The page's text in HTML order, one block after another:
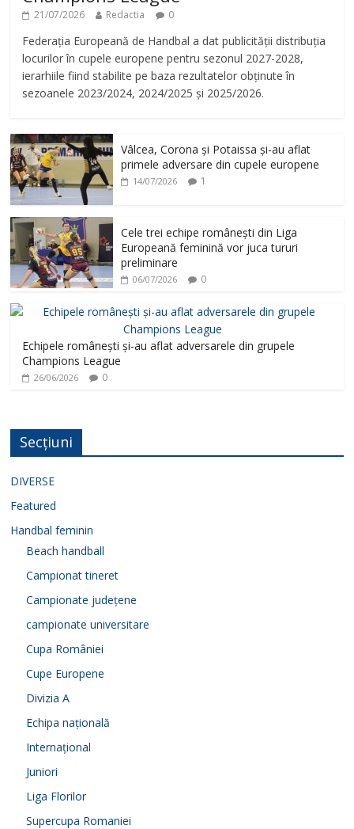
21/07/2026 Redactia 0
Federația Europeană de Handbal a dat publicității distribuția
locurilor în cupele europene pentru sezonul 2027-2028,
ierarhiile fiind stabilite pe baza rezultatelor obținute în
sezoanele 2023/2024, 2024/2025 și 2025/2026.
Vâlcea, Corona și Potaissa și-au aflat
primele adversare din cupele europene
14/07/2026 1
Cele trei echipe românești din Liga
Europeană feminină vor juca tururi
preliminare
06/07/2026 0
Echipele românești și-au aflat adversarele din grupele
Champions League
26/06/2026 0
Secțiuni
DIVERSE
Featured
Handbal feminin
Beach handball
Campionat tineret
Campionate județene
campionate universitare
Cupa României
Cupe Europene
Divizia A
Echipa națională
Internațional
Juniori
Liga Florilor
Supercupa Romaniei